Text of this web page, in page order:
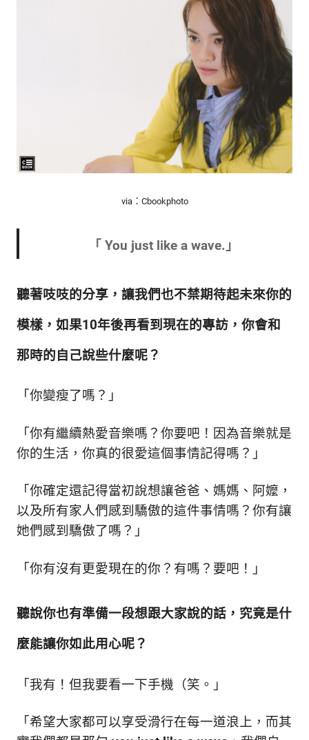
via：Cbookphoto
「 You just like a wave. 」
聽著吱吱的分享，讓我們也不禁期待起未來你的
模樣，如果10年後再看到現在的專訪，你會和
那時的自己說些什麼呢？
「你變瘦了嗎？ 」
「你有繼續熱愛音樂嗎？你要吧！因為音樂就是
你的生活，你真的很愛這個事情記得嗎？ 」
「你確定還記得當初說想讓爸爸、媽媽、阿嬤，
以及所有家人們感到驕傲的這件事情嗎？你有讓
她們感到驕傲了嗎？ 」
「你有沒有更愛現在的你？有嗎？要吧！ 」
聽說你也有準備一段想跟大家說的話，究竟是什
麼能讓你如此用心呢？
「我有！但我要看一下手機（笑。 」
「希望大家都可以享受滑行在每一道浪上，而其